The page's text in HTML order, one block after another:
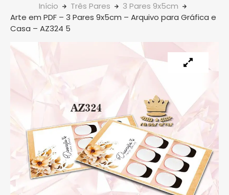
Início Três Pares
3 Pares 9x5cm
Arte em PDF – 3 Pares 9x5cm – Arquivo para Gráfica e
Casa – AZ324 5